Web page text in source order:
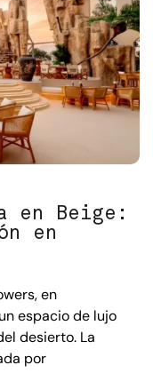
en Beige:
en
en
espacio de lujo
desierto. La
por